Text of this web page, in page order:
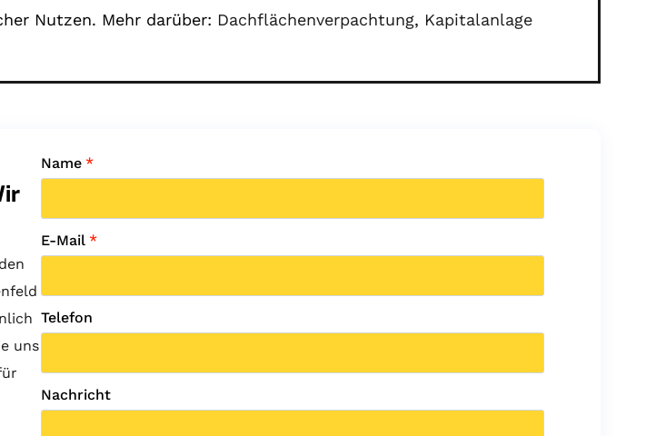
Nutzen. Mehr darüber: Dachflächenverpachtung, Kapitalanlage
uns
Name *
E-Mail *
Telefon
Nachricht